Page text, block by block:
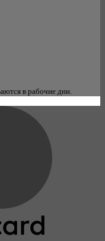
в рабочие дни.